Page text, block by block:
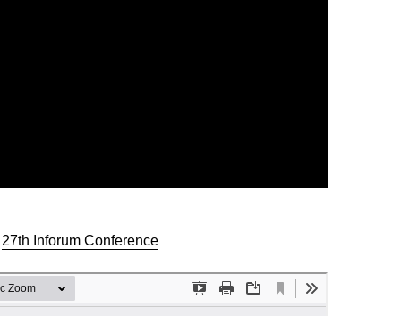
27th Inforum Conference